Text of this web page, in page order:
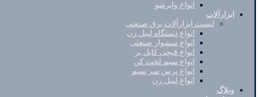
انواع وایرشو
ابزارآلات
لیست ابزارآلات برق صنعتی
انواع دستگاه لیبل زن
انواع سشوار صنعتی
انواع قیچی کابل بر
انواع سیم لخت کن
انواع پرس سر سیم
انواع لیبل زن
وبلاگ